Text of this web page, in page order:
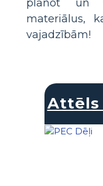
plānot un
materiālus,
vajadzībām!
Attēls